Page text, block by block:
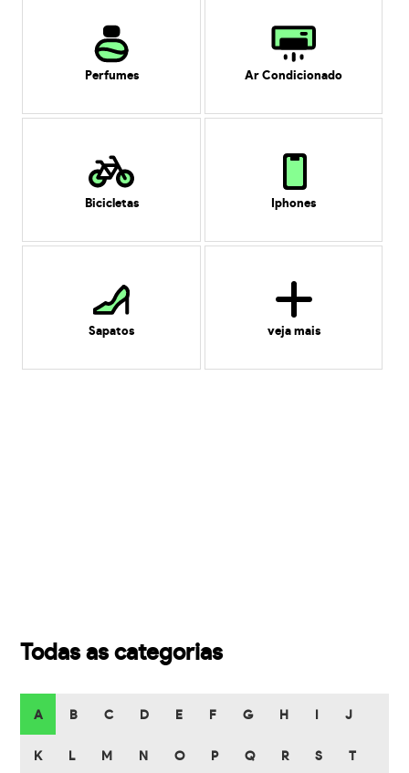
Perfumes Ar Condicionado
Bicicletas Iphones
Sapatos veja mais
Todas as categorias
A B C D E F G H J
K L M N O P Q R S T